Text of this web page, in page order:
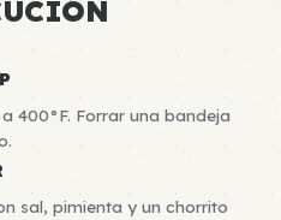
400°F. Forrar una bandeja
sal, pimienta y un chorrito